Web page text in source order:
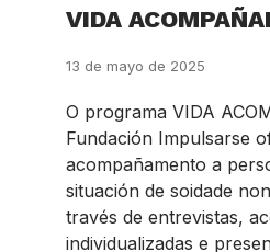
VIDA
13 de mayo de 2025
O programa VIDA
Fundación Impulsarse
acompañamento a
situación de soidade
través de entrevistas,
individualizadas e